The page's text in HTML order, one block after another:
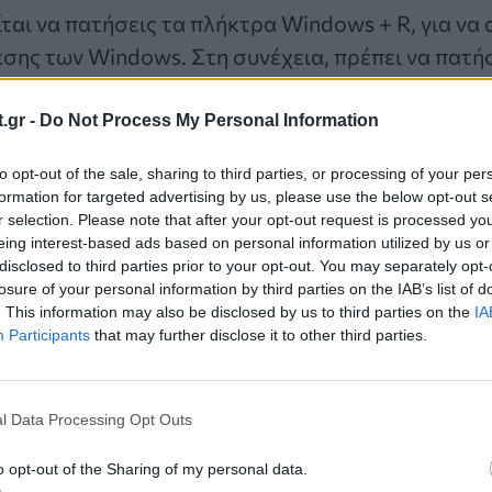
- Do Not Process My Personal Information
opt-out of the sale, sharing to third parties, or processing of your
for targeted advertising by us, please use the below opt-out
selection. Please note that after your opt-out request is processed
interest-based ads based on personal information utilized by us
to third parties prior to your opt-out. You may separately
of your personal information by third parties on the IAB’s list of
This information may also be disclosed by us to third parties on the
Participants that may further disclose it to other third parties.
Data Processing Opt Outs
opt-out of the Sharing of my personal data.
να πατήσεις τα πλήκτρα Windows + R, για να
των Windows. Στη συνέχεια, πρέπει να
κακόβουλο σενάριο που αντιγράφεται από
Αν πατήσεις Enter, εκτελείται ένα
διασπείρουν το ClickFix
ηλεκτρονικά μηνύματα phishingκαι
διασπείρουν το ClickFix. Η βιομηχανία
τους επιτιθέμενους να προσποιούνται την
μηνύματα που αφορούν κριτικές επισκεπτών ή
συνδέσμους σε αυτά τα μηνύματα, οι χρήστες